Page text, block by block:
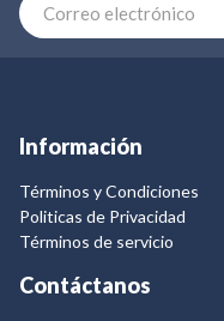
Información
Términos y Condiciones
Politicas de Privacidad
Términos de servicio
Contáctanos